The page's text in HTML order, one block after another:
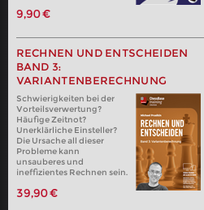
9,90 €
RECHNEN UND ENTSCHEIDEN
BAND 3:
VARIANTENBERECHNUNG
Schwierigkeiten bei der
Vorteilsverwertung?
Häufige Zeitnot?
Unerklärliche Einsteller?
Die Ursache all dieser
Probleme kann
unsauberes und
ineffizientes Rechnen sein.
39,90 €